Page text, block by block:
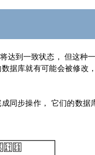
达到一致状态， 但这
据库就有可能会被修改
同步操作， 它们的数据